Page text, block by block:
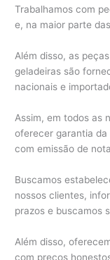
Trabalhamos com
e, na maior parte
Além disso, as
geladeiras são
nacionais e
Assim, em todos as
oferecer garantia
com emissão de
Buscamos
nossos clientes,
prazos e buscamos
Além disso,
com preços